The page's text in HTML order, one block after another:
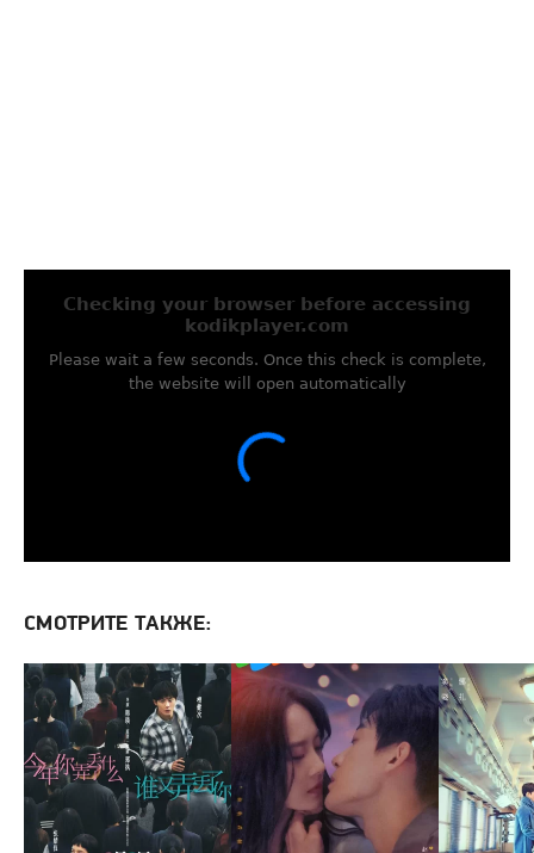
СМОТРИТЕ ТАКЖЕ: